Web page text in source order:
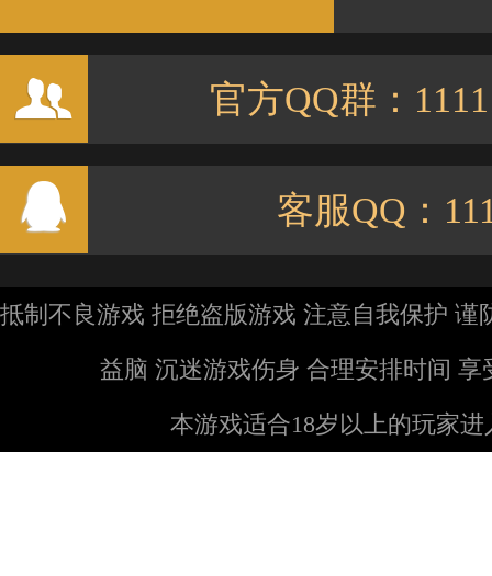
官方QQ群：
客服QQ：
抵制不良游戏 拒绝盗版游戏 注意自我保护 谨
益脑 沉迷游戏伤身 合理安排时间 享
本游戏适合18岁以上的玩家进